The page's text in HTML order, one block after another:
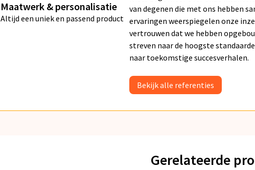
Maatwerk & personalisatie
Altijd een uniek en passend product
van degenen die met ons hebben
ervaringen weerspiegelen onze
vertrouwen dat we hebben
streven naar de hoogste
naar toekomstige succesverhalen.
Bekijk alle referenties
Gerelateerde